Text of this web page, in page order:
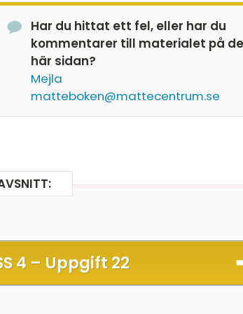
Har du hittat ett fel, eller har du
kommentarer till materialet på
här sidan?
Mejla
matteboken@mattecentrum.se
4 – Uppgift 22